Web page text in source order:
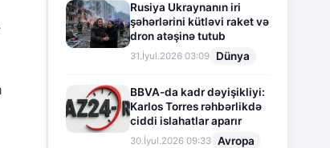
Rusiya Ukraynanın iri
şəhərlərini kütləvi raket və
dron atəşinə tutub
31.İyul.2026 03:09 Dünya
BBVA-da kadr dəyişikliyi:
Karlos Torres rəhbərlikdə
ciddi islahatlar aparır
30.İyul.2026 09:33 Avropa